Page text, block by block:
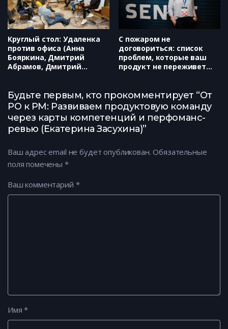
Круглый стол: Удаленка
против офиса (Анна
Бояркина, Дмитрий
Абрамов, Дмитрий
С пожаром не
договориться: список
проблем, которые ваш
продукт не переживет
Будьте первым, кто прокомментирует “От
PO к PM: Развиваем продуктовую команду
через карты компетенций и перфоманс-
ревью (Екатерина Засухина)”
Ваш адрес email не будет опубликован. Обязательные
поля помечены *
Ваш комментарий *
Имя*